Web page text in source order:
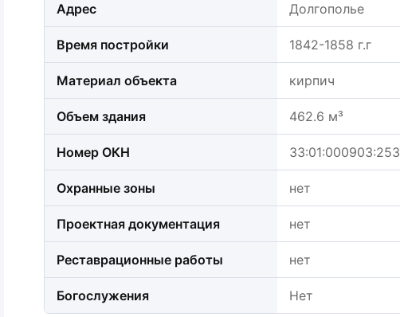
Адрес Долгополье
Время постройки 1842-1858 г.г
Материал объекта кирпич
Объем здания 462.6 м³
Номер ОКН 33:01:000903:253
Охранные зоны нет
Проектная документация нет
Реставрационные работы нет
Богослужения Нет